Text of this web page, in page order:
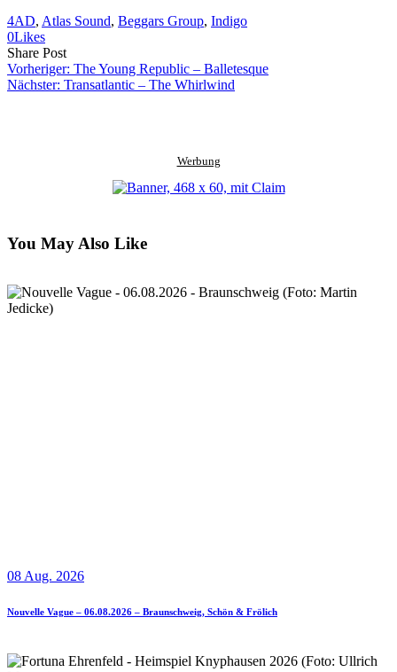
4AD, Atlas Sound, Beggars Group, Indigo
0Likes
Share PostShare
on
Facebook
Copy
URL
to
Send
Link
via
Vorheriger: The Young Republic – Balletesque
Nächster: Transatlantic – The Whirlwind
Werbung
You May Also Like
08 Aug. 2026
Nouvelle Vague – 06.08.2026 – Braunschweig, Schön & Frölich